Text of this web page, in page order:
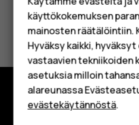
HMD Terra M
Yrityksille
Tabletit
Shop
Oliko tästä apua?
Kyllä Ei
Tutustu
käyttökokemuksen
mainosten räätälöintiin.
Hyväksy kaikki,
vastaavien tekniikoiden
asetuksia milloin
alareunassa
evästekäytännöstä.